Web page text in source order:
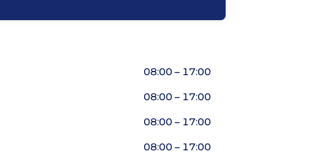
08:00 – 17:00
08:00 – 17:00
08:00 – 17:00
08:00 – 17:00